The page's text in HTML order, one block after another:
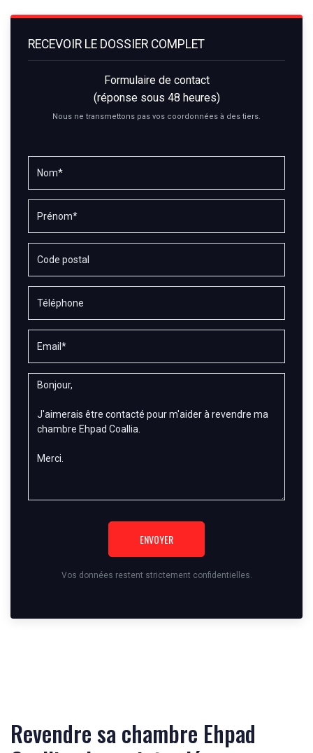
RECEVOIR LE DOSSIER COMPLET
Formulaire de contact
(réponse sous 48 heures)
Nous ne transmettons pas vos coordonnées à des tiers.
ENVOYER
Vos données restent strictement confidentielles.
Revendre sa chambre Ehpad